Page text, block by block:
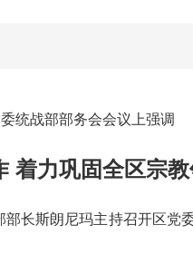
统战部部务会会议上强调
着力巩固全区宗
长斯朗尼玛主持召开区党